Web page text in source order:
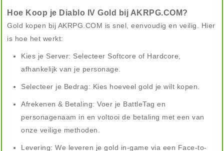
Hoe Koop je Diablo IV Gold bij AKRPG.COM?
Gold kopen bij AKRPG.COM is snel, eenvoudig en veilig. Hier
is hoe het werkt:
Kies je Server: Selecteer Softcore of Hardcore,
afhankelijk van je personage.
Selecteer je Bedrag: Kies hoeveel gold je wilt kopen.
Afrekenen & Betaling: Voer je BattleTag en
personagenaam in en voltooi de betaling met een van
onze veilige methoden.
Levering: We leveren je gold in-game via een Face-to-